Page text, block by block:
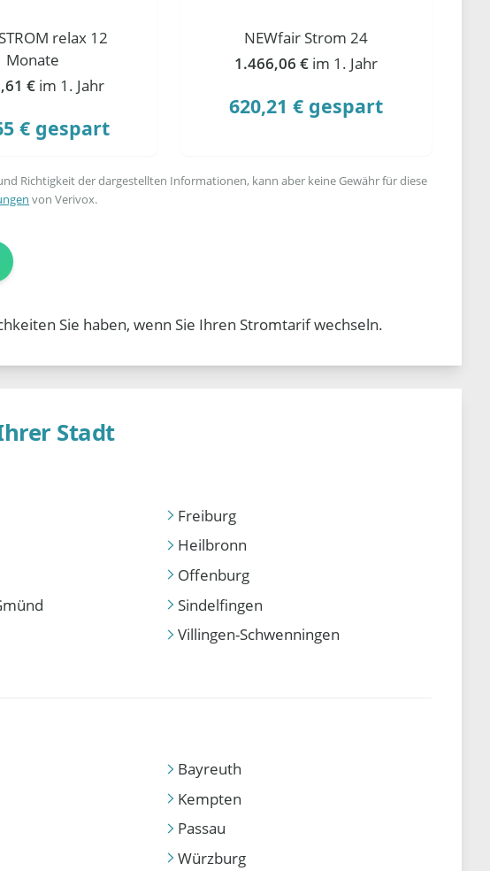
relax 12
Monate
€ im 1. Jahr
€ gespart
NEWfair Strom 24
1.466,06 € im 1. Jahr
620,21 € gespart
Richtigkeit der dargestellten Informationen, kann aber keine Gewähr für diese
von Verivox.
Sie haben, wenn Sie Ihren Stromtarif wechseln.
Stadt
Freiburg
Heilbronn
Offenburg
Sindelfingen
Villingen-Schwenningen
Bayreuth
Kempten
Passau
Würzburg